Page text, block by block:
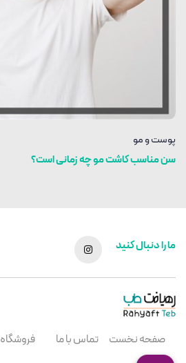
پوست و مو
سن مناسب کاشت مو چه زمانی است؟
ما را دنبال کنید
صفحه نخست تماس با ما فروشگاه